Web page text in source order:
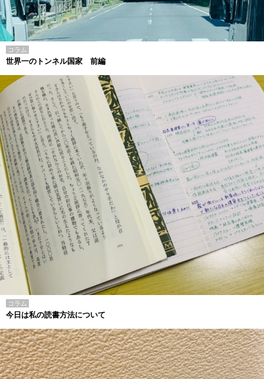
コラム
世界一のトンネル国家 前編
コラム
今日は私の読書方法について